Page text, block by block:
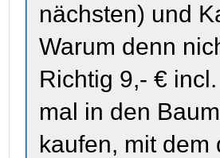
nächsten) und
Warum denn
Richtig 9,- €
mal in den
kaufen, mit dem